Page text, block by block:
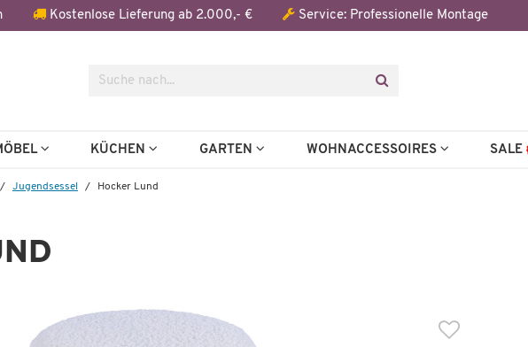
Kostenlose Lieferung ab 2.000,- € Service: Professionelle Montage
Suche
KÜCHEN GARTEN WOHNACCESSOIRES SALE
Jugendsessel Hocker Lund
Der Artikel wurde in den Warenkorb gelegt:
Hocker
Lund
Hocker